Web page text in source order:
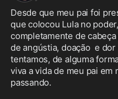
Desde que meu pai foi
que colocou Lula no
completamente de
de angústia, doação  e
tentamos, de alguma
viva a vida de meu pai em
passando.